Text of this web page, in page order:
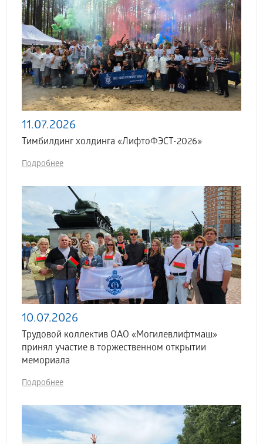
11.07.2026
Тимбилдинг холдинга «ЛифтоФЭСТ-2026»
Подробнее
10.07.2026
Трудовой коллектив ОАО «Могилевлифтмаш»
принял участие в торжественном открытии
мемориала
Подробнее